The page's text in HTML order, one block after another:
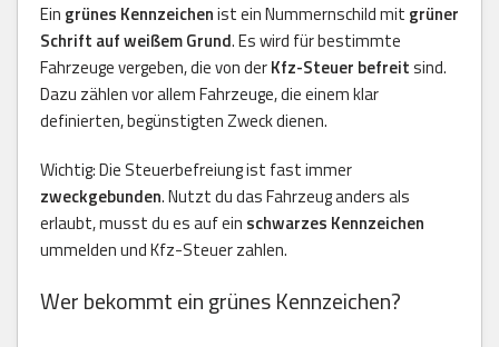
Ein grünes Kennzeichenist ein Nummernschild mit grüner
Schrift auf weißem Grund. Es wird für bestimmte
Fahrzeuge vergeben, die von derKfz-Steuer befreitsind.
Dazu zählen vor allem Fahrzeuge, die einem klar
definierten, begünstigten Zweck dienen.
Wichtig: Die Steuerbefreiung ist fast immer
zweckgebunden. Nutzt du das Fahrzeug anders als
erlaubt, musst du es auf ein schwarzes Kennzeichen
ummelden und Kfz-Steuer zahlen.
Wer bekommt ein grünes Kennzeichen?